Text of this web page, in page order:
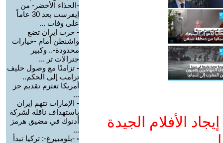
الأفلام الجيدة
-الحذاء الأخضر- من
إيفرست بعد 30 عاماً
على وفات ...
- حرب إيران تضع
واشنطن أمام -خيارات
محدودة-.. وكبير
جنرالات تر ...
- تزامنًا مع وصول حليف
ترامب إلى الحكم..
أمريكا تعتزم تقديم حز
...
- الإمارات تتهم إيران
باستهداف ناقلة لشركة
أدنوك في مضيق هرمز
...
- -بلومبيرغ-: تركيا تبدأ